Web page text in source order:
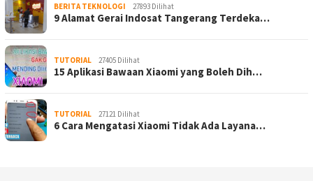
BERITA TEKNOLOGI 27893 Dilihat
9 Alamat Gerai Indosat Tangerang Terdeka…
TUTORIAL 27405 Dilihat
15 Aplikasi Bawaan Xiaomi yang Boleh Dih…
TUTORIAL 27121 Dilihat
6 Cara Mengatasi Xiaomi Tidak Ada Layana…